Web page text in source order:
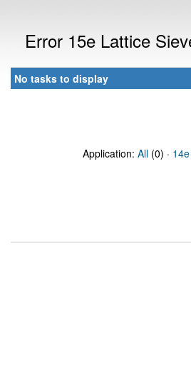
Error 15e Lattice
No tasks to display
Application: All (0) ·